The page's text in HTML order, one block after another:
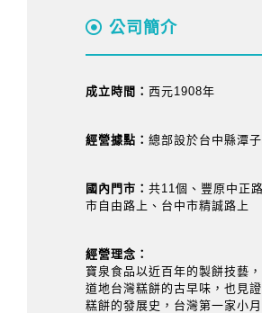
公司簡介
成立時間： 西元1908年
經營據點： 總部設於台中縣潭
國內門市： 共11個、豐原中正
市自由路上、台中市精誠路上
經營理念：
寶泉食品以近百年的製餅技藝
道地台灣糕餅的古早味，也見
糕餅的發展史，台灣第一家小